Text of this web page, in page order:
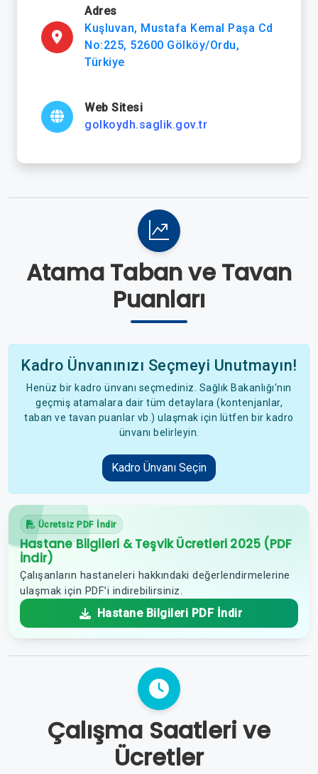
Adres
Kuşluvan, Mustafa Kemal Paşa Cd
No:225, 52600 Gölköy/Ordu,
Türkiye
Web Sitesi
golkoydh.saglik.gov.tr
Atama Taban ve Tavan
Puanları
Kadro Ünvanınızı Seçmeyi Unutmayın!
Henüz bir kadro ünvanı seçmediniz. Sağlık Bakanlığı'nın
geçmiş atamalara dair tüm detaylara (kontenjanlar,
taban ve tavan puanlar vb.) ulaşmak için lütfen bir kadro
ünvanı belirleyin.
Kadro Ünvanı Seçin
Ücretsiz PDF İndir
Hastane Bilgileri & Teşvik Ücretleri 2025 (PDF
İndir)
Çalışanların hastaneleri hakkındaki değerlendirmelerine
ulaşmak için PDF’i indirebilirsiniz.
Hastane Bilgileri PDF İndir
Çalışma Saatleri ve
Ücretler